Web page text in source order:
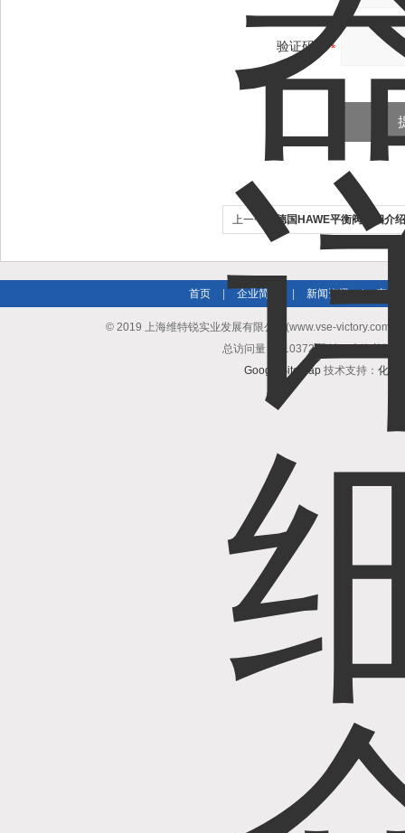
验证码：
上一个： 德国HAWE平衡阀详细介绍
首页 企业简介 新闻资讯 | 产品
© 2019 上海维特锐实业发展有限公司(www.vse-victory.com)
总访问量：510372 地址：上海普陀
GoogleSitemap 技术支持： 化工